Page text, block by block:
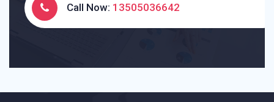
Call Now: 13505036642